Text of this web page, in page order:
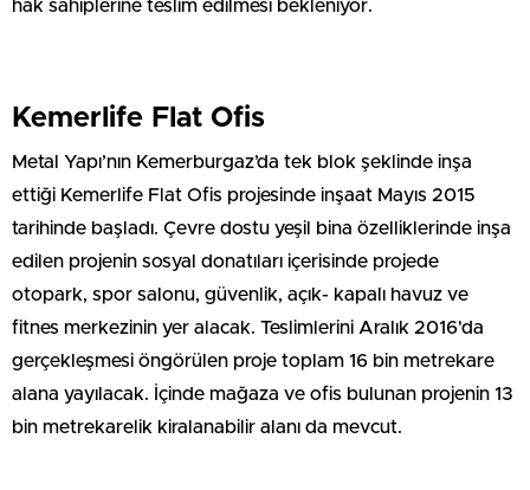
hak sahiplerine teslim edilmesi bekleniyor.
Kemerlife Flat Ofis
Metal Yapı’nın Kemerburgaz’da tek blok şeklinde inşa
ettiği Kemerlife Flat Ofis projesinde inşaat Mayıs 2015
tarihinde başladı. Çevre dostu yeşil bina özelliklerinde inşa
edilen projenin sosyal donatıları içerisinde projede
otopark, spor salonu, güvenlik, açık- kapalı havuz ve
fitnes merkezinin yer alacak. Teslimlerini Aralık 2016'da
gerçekleşmesi öngörülen proje toplam 16 bin metrekare
alana yayılacak. İçinde mağaza ve ofis bulunan projenin 13
bin metrekarelik kiralanabilir alanı da mevcut.